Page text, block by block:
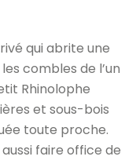
qui abrite une
combles de l’un
Rhinolophe
et sous-bois
toute proche.
faire office de